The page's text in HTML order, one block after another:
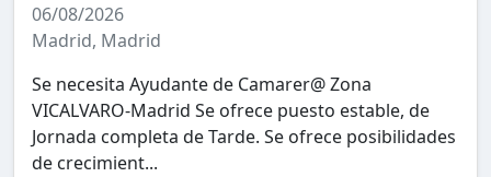
06/08/2026
Madrid, Madrid
Se necesita Ayudante de Camarer@ Zona
VICALVARO-Madrid Se ofrece puesto estable, de
Jornada completa de Tarde. Se ofrece posibilidades
de crecimient...